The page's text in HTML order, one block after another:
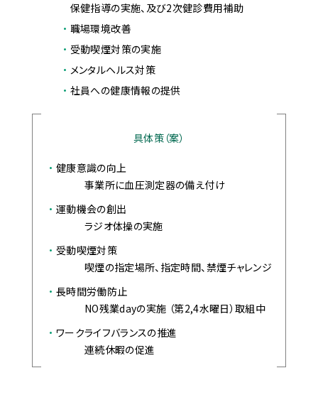
保健指導の実施、及び2次健診費用補助
職場環境改善
受動喫煙対策の実施
メンタルヘルス対策
社員への健康情報の提供
具体策（案）
健康意識の向上
事業所に血圧測定器の備え付け
運動機会の創出
ラジオ体操の実施
受動喫煙対策
喫煙の指定場所、指定時間、禁煙チャレンジ
長時間労働防止
NO残業dayの実施 （第2,4水曜日）取組中
ワークライフバランスの推進
連続休暇の促進